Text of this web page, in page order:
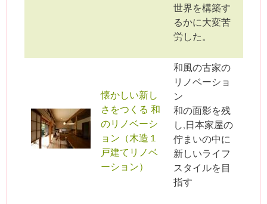
世界を構築す
るかに大変苦
労した。
懐かしい新し
さをつくる 和
のリノベーシ
ョン（木造１
戸建てリノベ
ーション）
和風の古家の
リノベーショ
ン
和の面影を残
し,日本家屋の
佇まいの中に
新しいライフ
スタイルを目
指す